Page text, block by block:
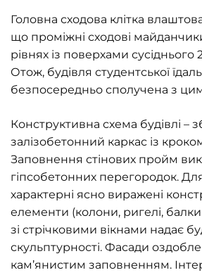
Головна сходова клітка
що проміжні сходові
рівнях із поверхами сусіднього
Отож, будівля студентської
безпосередньо сполучена з
Конструктивна схема будівлі –
залізобетонний каркас із
Заповнення стінових пройм
гіпсобетонних перегородок.
характерні ясно виражені
елементи (колони, ригелі,
зі стрічковими вікнами надає
скульптурності. Фасади
кам’янистим заповненням.